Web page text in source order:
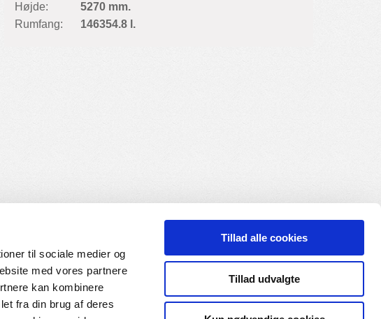
til sociale medier og
med vores partnere
kan kombinere
fra din brug af deres
Tillad alle cookies
Tillad udvalgte
Højde:
5270 mm.
Rumfang:
146354.8 l.
DU